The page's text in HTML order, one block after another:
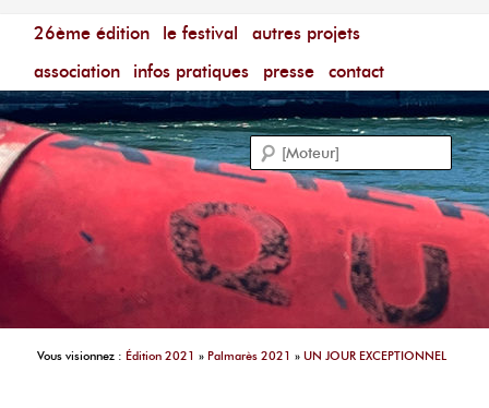
Menu principal
aller au contenu principal
aller au contenu secondaire
26ème édition le festival
autres projets
association
infos pratiques presse contact
Festival du Film Court Francophone – [Un poing c'est
Vous visionnez :Édition 2021 »Palmarès 2021 »UN JOUR EXCEPTIONNEL